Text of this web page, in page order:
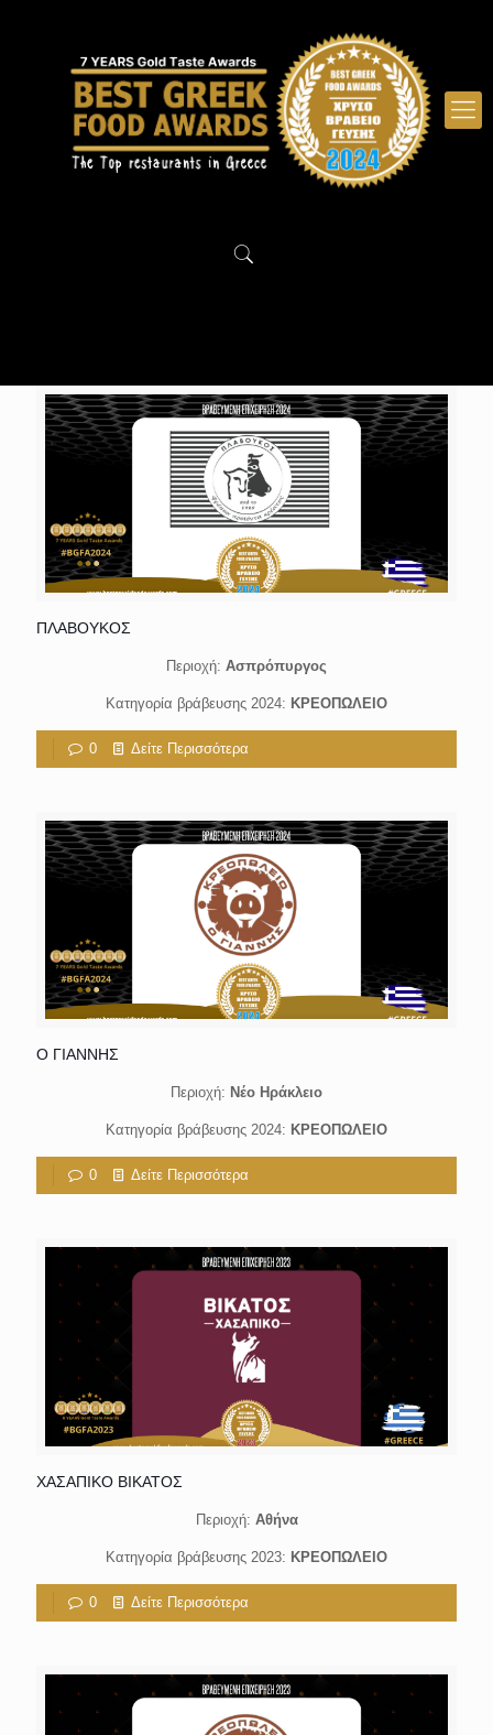
ΠΛΑΒΟΥΚΟΣ
Περιοχή: Ασπρόπυργος
Κατηγορία βράβευσης 2024: ΚΡΕΟΠΩΛΕΙΟ
0 Δείτε Περισσότερα
Ο ΓΙΑΝΝΗΣ
Περιοχή: Νέο Ηράκλειο
Κατηγορία βράβευσης 2024: ΚΡΕΟΠΩΛΕΙΟ
0 Δείτε Περισσότερα
ΧΑΣΑΠΙΚΟ ΒΙΚΑΤΟΣ
Περιοχή: Αθήνα
Κατηγορία βράβευσης 2023: ΚΡΕΟΠΩΛΕΙΟ
0 Δείτε Περισσότερα